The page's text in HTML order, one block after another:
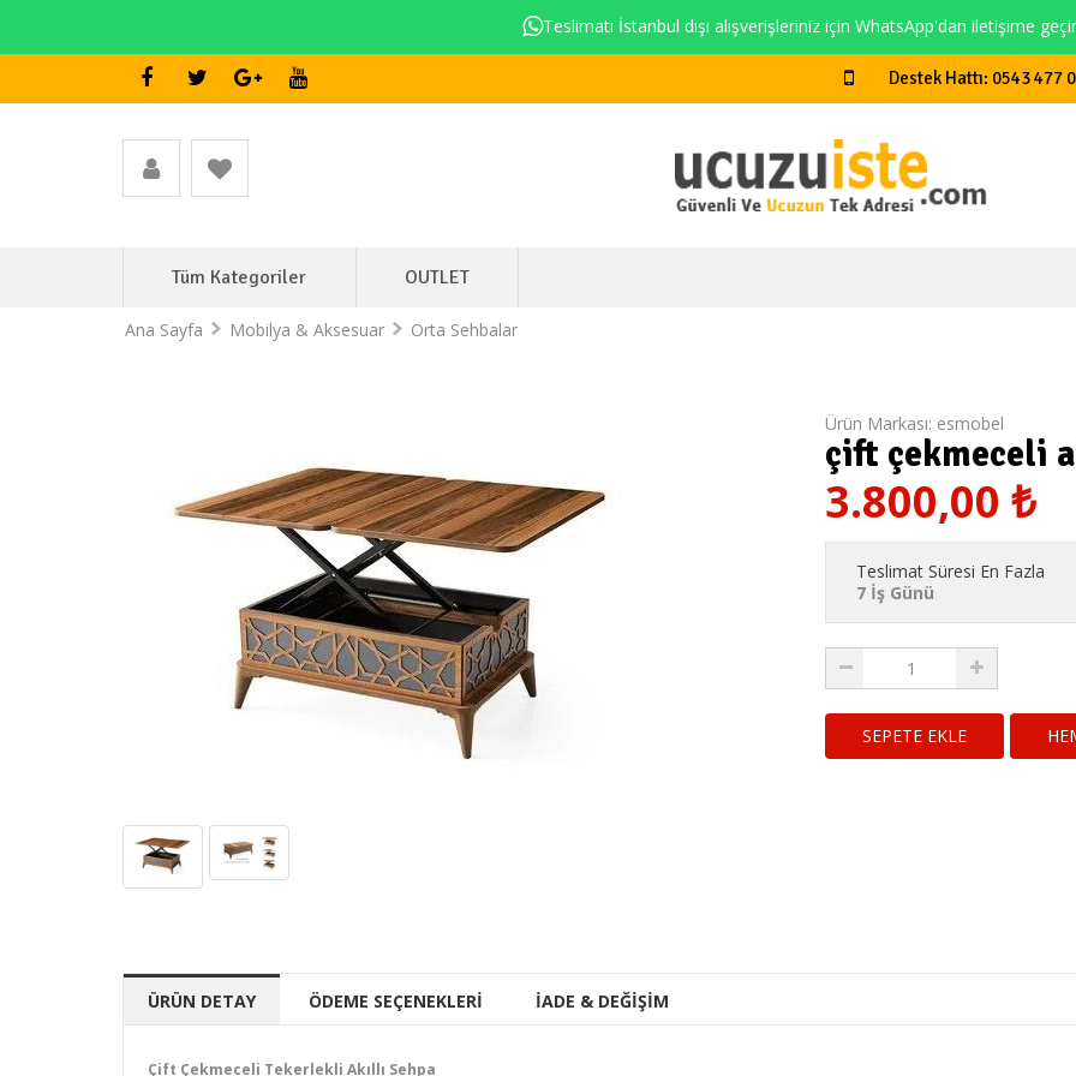
Teslimatı İstanbul dışı alışverişleriniz için WhatsApp'dan iletişime
Destek Hattı: 0543 477
Tüm Kategoriler OUTLET
Ana Sayfa Mobilya & Aksesuar Orta Sehbalar
Ürün Markası: esmobel
çift çekmeceli
3.800,00 ₺
Teslimat Süresi En Fazla
7 İş Günü
ÜRÜN DETAY ÖDEME SEÇENEKLERİ İADE & DEĞİŞİM
Çift Çekmeceli Tekerlekli Akıllı Sehpa